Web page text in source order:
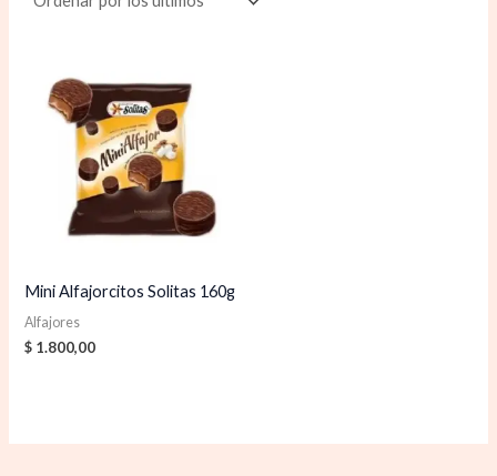
Mini Alfajorcitos Solitas 160g
Alfajores
$ 1.800,00